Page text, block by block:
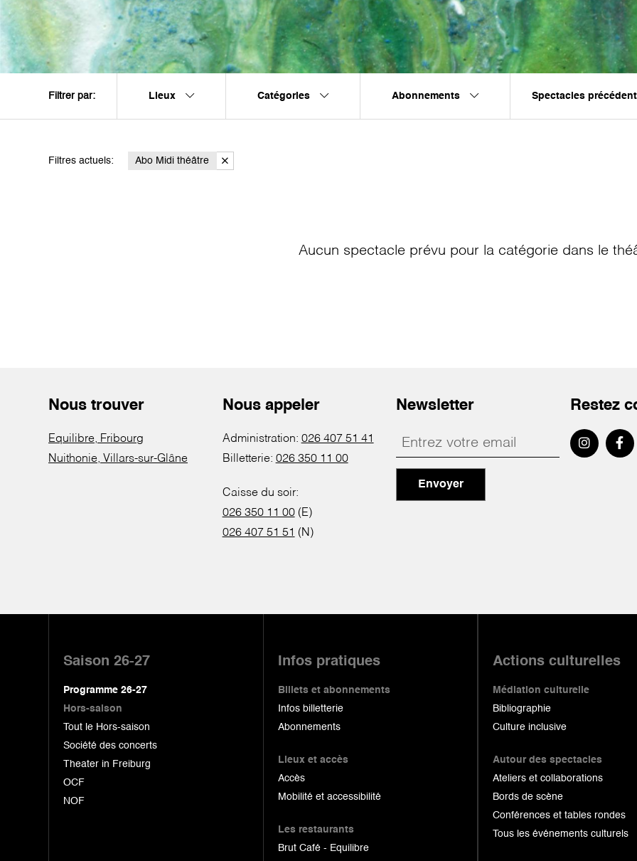
Filtrer par: Lieux Catégories Abonnements Spectacles
Filtres actuels: Abo Midi théâtre
Aucun spectacle prévu pour la catégorie dans le
Nous trouver
Equilibre, Fribourg
Nuithonie, Villars-sur-Glâne
Nous appeler
Administration: 026 407 51 41
Billetterie: 026 350 11 00
Caisse du soir:
026 350 11 00(E)
026 407 51 51 (N)
Newsletter
Envoyer
Restez
Saison 26-27
Programme 26-27
Hors-saison
Tout le Hors-saison
Société des concerts
Theater in Freiburg
OCF
NOF
Infos pratiques
Billets et abonnements
Infos billetterie
Abonnements
Lieux et accès
Accès
Mobilité et accessibilité
Les restaurants
Brut Café - Equilibre
Actions culturelles
Médiation culturelle
Bibliographie
Culture inclusive
Autour des spectacles
Ateliers et collaborations
Bords de scène
Conférences et tables rondes
Tous les événements culturels